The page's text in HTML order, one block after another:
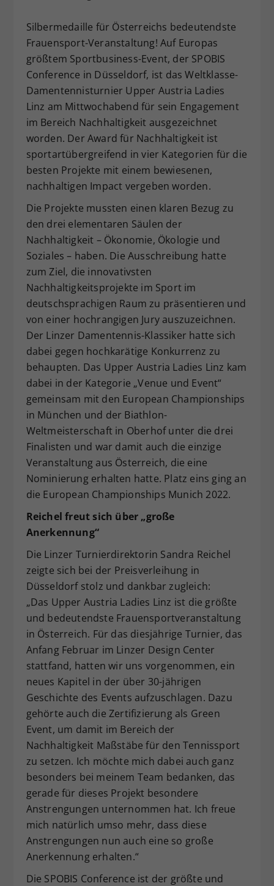
Silbermedaille für Österreichs bedeutendste
Frauensport-Veranstaltung! Auf Europas
größtem Sportbusiness-Event, der SPOBIS
Conference in Düsseldorf, ist das Weltklasse-
Damentennisturnier Upper Austria Ladies
Linz am Mittwochabend für sein Engagement
im Bereich Nachhaltigkeit ausgezeichnet
worden. Der Award für Nachhaltigkeit ist
sportartübergreifend in vier Kategorien für die
besten Projekte mit einem bewiesenen,
nachhaltigen Impact vergeben worden.
Die Projekte mussten einen klaren Bezug zu
den drei elementaren Säulen der
Nachhaltigkeit – Ökonomie, Ökologie und
Soziales – haben. Die Ausschreibung hatte
zum Ziel, die innovativsten
Nachhaltigkeitsprojekte im Sport im
deutschsprachigen Raum zu präsentieren und
von einer hochrangigen Jury auszuzeichnen.
Der Linzer Damentennis-Klassiker hatte sich
dabei gegen hochkarätige Konkurrenz zu
behaupten. Das Upper Austria Ladies Linz kam
dabei in der Kategorie „Venue und Event“
gemeinsam mit den European Championships
in München und der Biathlon-
Weltmeisterschaft in Oberhof unter die drei
Finalisten und war damit auch die einzige
Veranstaltung aus Österreich, die eine
Nominierung erhalten hatte. Platz eins ging an
die European Championships Munich 2022.
Reichel freut sich über „große
Anerkennung“
Die Linzer Turnierdirektorin Sandra Reichel
zeigte sich bei der Preisverleihung in
Düsseldorf stolz und dankbar zugleich:
„Das Upper Austria Ladies Linz ist die größte
und bedeutendste Frauensportveranstaltung
in Österreich. Für das diesjährige Turnier, das
Anfang Februar im Linzer Design Center
stattfand, hatten wir uns vorgenommen, ein
neues Kapitel in der über 30-jährigen
Geschichte des Events aufzuschlagen. Dazu
gehörte auch die Zertifizierung als Green
Event, um damit im Bereich der
Nachhaltigkeit Maßstäbe für den Tennissport
zu setzen. Ich möchte mich dabei auch ganz
besonders bei meinem Team bedanken, das
gerade für dieses Projekt besondere
Anstrengungen unternommen hat. Ich freue
mich natürlich umso mehr, dass diese
Anstrengungen nun auch eine so große
Anerkennung erhalten.“
Die SPOBIS Conference ist der größte und
Zweck
Einstellungen. Unter anderem eine
zufällig generierte ID, für die
historische Speicherung Ihrer
vorgenommen Einstellungen, falls der
Webseiten-Betreiber dies eingestellt
hat.